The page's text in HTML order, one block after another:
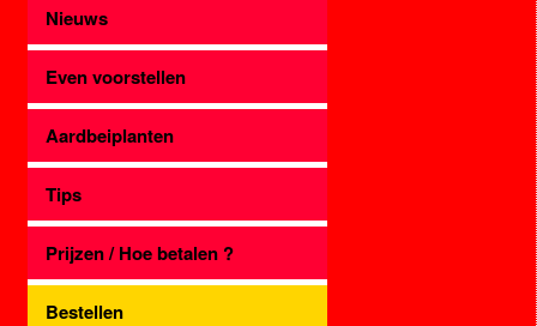
Nieuws
Even voorstellen
Aardbeiplanten
Tips
Prijzen / Hoe betalen ?
Bestellen